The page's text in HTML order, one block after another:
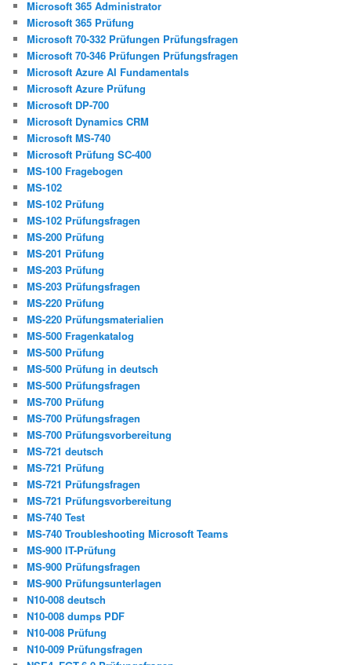
Microsoft 365 Administrator
Microsoft 365 Prüfung
Microsoft 70-332 Prüfungen Prüfungsfragen
Microsoft 70-346 Prüfungen Prüfungsfragen
Microsoft Azure AI Fundamentals
Microsoft Azure Prüfung
Microsoft DP-700
Microsoft Dynamics CRM
Microsoft MS-740
Microsoft Prüfung SC-400
MS-100 Fragebogen
MS-102
MS-102 Prüfung
MS-102 Prüfungsfragen
MS-200 Prüfung
MS-201 Prüfung
MS-203 Prüfung
MS-203 Prüfungsfragen
MS-220 Prüfung
MS-220 Prüfungsmaterialien
MS-500 Fragenkatalog
MS-500 Prüfung
MS-500 Prüfung in deutsch
MS-500 Prüfungsfragen
MS-700 Prüfung
MS-700 Prüfungsfragen
MS-700 Prüfungsvorbereitung
MS-721 deutsch
MS-721 Prüfung
MS-721 Prüfungsfragen
MS-721 Prüfungsvorbereitung
MS-740 Test
MS-740 Troubleshooting Microsoft Teams
MS-900 IT-Prüfung
MS-900 Prüfungsfragen
MS-900 Prüfungsunterlagen
N10-008 deutsch
N10-008 dumps PDF
N10-008 Prüfung
N10-009 Prüfungsfragen